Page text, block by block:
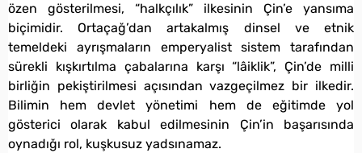
özen gösterilmesi, “halkçılık” ilkesinin Çin’e yansıma
biçimidir. Ortaçağ’dan artakalmış dinsel ve etnik
temeldeki ayrışmaların emperyalist sistem tarafından
sürekli kışkırtılma çabalarına karşı “lâiklik”, Çin’de milli
birliğin pekiştirilmesi açısından vazgeçilmez bir ilkedir.
Bilimin hem devlet yönetimi hem de eğitimde yol
gösterici olarak kabul edilmesinin Çin’in başarısında
oynadığı rol, kuşkusuz yadsınamaz.